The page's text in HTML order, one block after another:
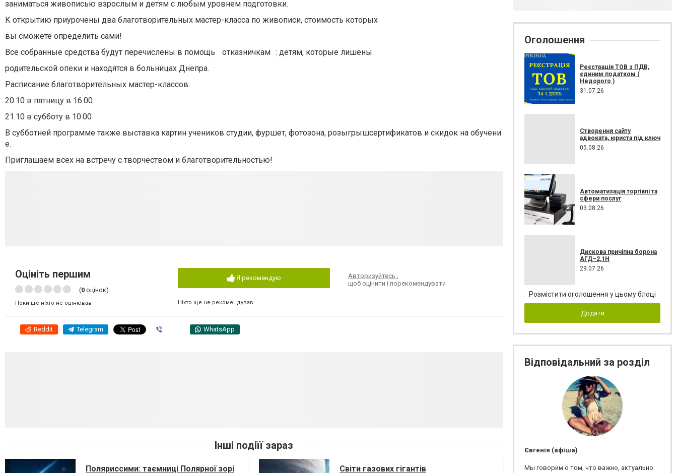
заниматься живописью взрослым и детям с любым уровнем подготовки.
К открытию приурочены два благотворительных мастер-класса по живописи, стоимость которых
вы сможете определить сами!
Все собранные средства будут перечислены в помощь
отказничкам : детям, которые лишены
родительской опеки и находятся в больницах Днепра.
Расписание благотворительных мастер-классов:
20.10 в пятницу в 16.00
21.10 в субботу в 10.00
В субботней программе также выставка картин учеников студии, фуршет, фотозона, розыгрышсертификатов и скидок на обучени
е.
Приглашаем всех на встречу с творчеством и благотворительностью!
Оцініть першим
(0 оцінок)
Поки ще ніхто не оцінював
Я рекомендую
Ніхто ще не рекомендував
Авторизуйтесь
щоб оцінити і порекомендувати
Reddit Telegram WhatsApp
Інші подіїї зараз
Поляриссими: таємниці Полярної зорі Світи газових гігантів
Оголошення
Реєстрація ТОВ з ПДВ,
єдиним податком (
Недорого )
31.07.26
Створення сайту
адвоката, юриста під ключ
05.08.26
Автоматизація торгівлі та
сфери послуг
03.08.26
Дискова причіпна борона
АГД–2,1Н
29.07.26
Розмістити оголошення у цьому блоці
Додати
Відповідальний за розділ
Євгенія (афіша)
Мы говорим о том, что важно, актуально